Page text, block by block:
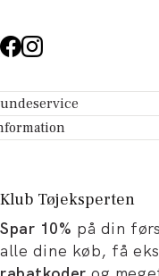
-
dit køb
Tøjeksperten
og artikler
og karriere
Klub Tøjeksperten
Spar 10% på din
alle dine køb, få